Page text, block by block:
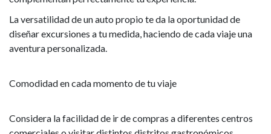
La versatilidad de un auto propio te da la oportunidad de
diseñar excursiones a tu medida, haciendo de cada viaje una
aventura personalizada.
Comodidad en cada momento de tu viaje
Considera la facilidad de ir de compras a diferentes centros